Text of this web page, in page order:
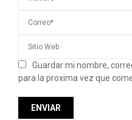
Guardar mi nombre,
para la proxima vez que